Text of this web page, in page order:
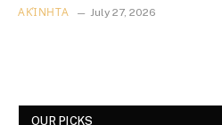
ΑΚΊΝΗΤΑ July 27, 2026
OUR PICKS